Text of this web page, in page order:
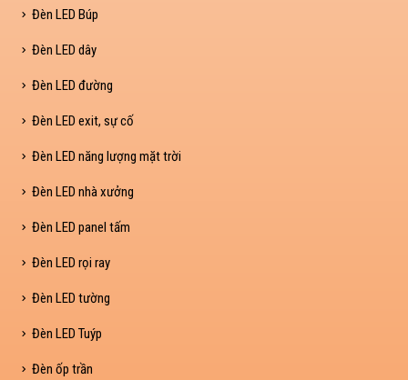
Đèn LED Búp
Đèn LED dây
Đèn LED đường
Đèn LED exit, sự cố
Đèn LED năng lượng mặt trời
Đèn LED nhà xưởng
Đèn LED panel tấm
Đèn LED rọi ray
Đèn LED tường
Đèn LED Tuýp
Đèn ốp trần